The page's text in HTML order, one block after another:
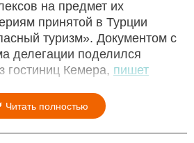
на предмет их
принятой в Турции
туризм». Документом с
делегации поделился
гостиниц Кемера, пишет
Читать полностью